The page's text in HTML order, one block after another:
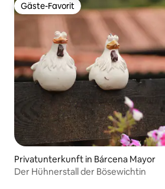
Gäste-Favorit
Gäste-Favorit
Privatunterkunft in Bárcena Mayor
Der Hühnerstall der Bösewichtin